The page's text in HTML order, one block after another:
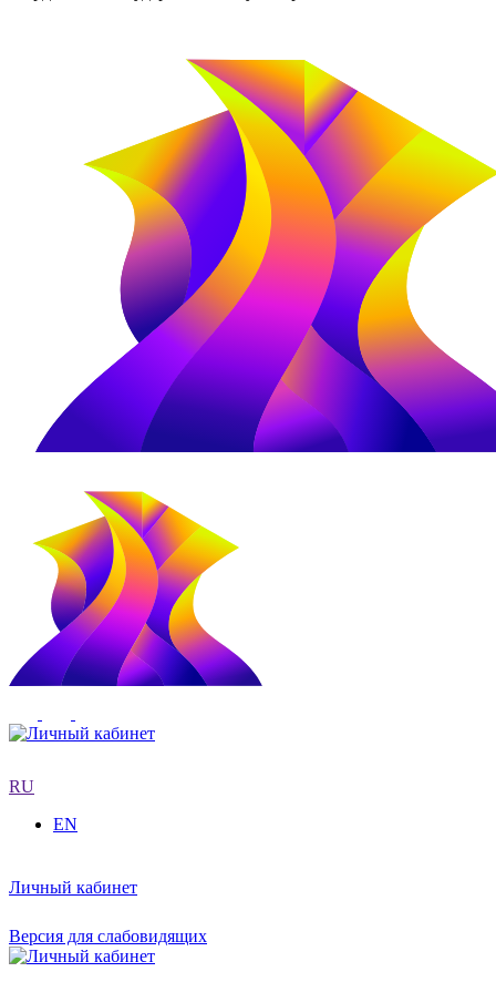
RU
EN
Личный кабинет
Версия для слабовидящих